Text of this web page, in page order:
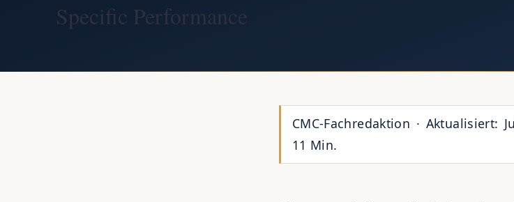
Specific Performance
CMC-Fachredaktion · Aktualisiert:
11 Min.